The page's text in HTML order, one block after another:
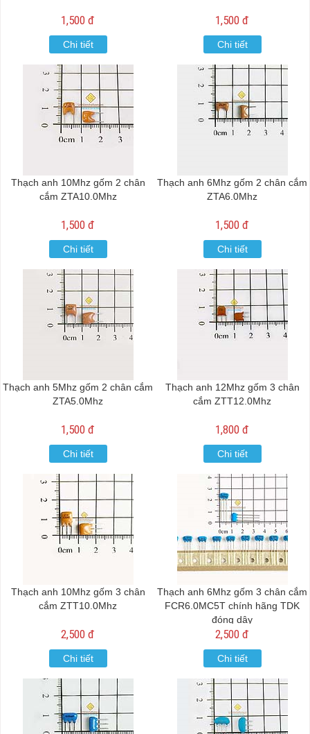
1,500 đ
Chi tiết
1,500 đ
Chi tiết
Thạch anh 10Mhz gốm 2 chân
cắm ZTA10.0Mhz
1,500 đ
Chi tiết
Thạch anh 6Mhz gốm 2 chân cắm
ZTA6.0Mhz
1,500 đ
Chi tiết
Thạch anh 5Mhz gốm 2 chân cắm
ZTA5.0Mhz
1,500 đ
Chi tiết
Thạch anh 12Mhz gốm 3 chân
cắm ZTT12.0Mhz
1,800 đ
Chi tiết
Thạch anh 10Mhz gốm 3 chân
cắm ZTT10.0Mhz
2,500 đ
Chi tiết
Thạch anh 6Mhz gốm 3 chân cắm
FCR6.0MC5T chính hãng TDK
đóng dây
2,500 đ
Chi tiết